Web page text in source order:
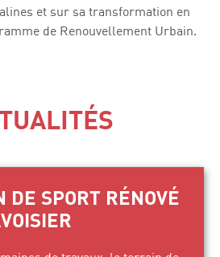
et sur sa transformation en
de Renouvellement Urbain.
DE SPORT RÉNOVÉ